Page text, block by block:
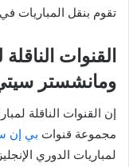
تقوم بنقل المباريات
القنوات
ومانشستر
إن القنوات الناقلة
مجموعة قنوات بي إن